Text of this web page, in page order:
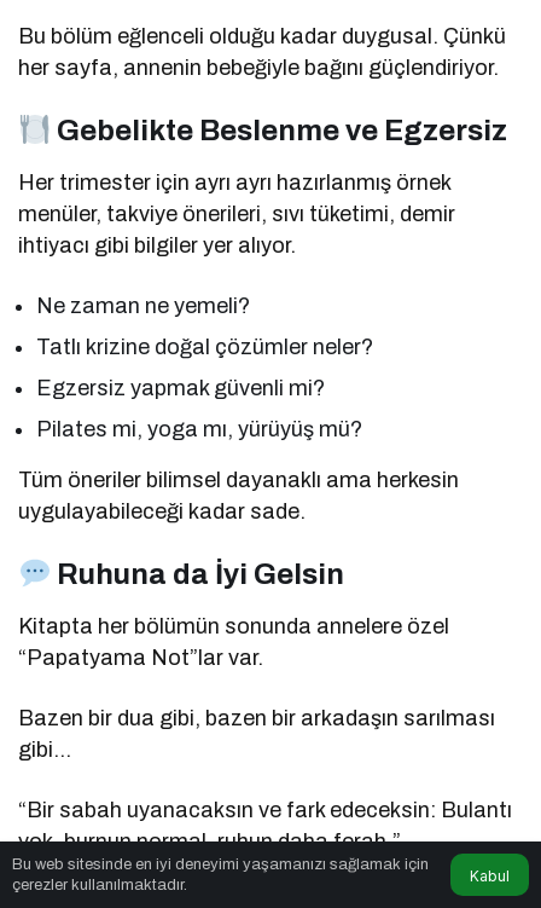
Bu bölüm eğlenceli olduğu kadar duygusal. Çünkü
her sayfa, annenin bebeğiyle bağını güçlendiriyor.
Gebelikte Beslenme ve Egzersiz
Her trimester için ayrı ayrı hazırlanmış örnek
menüler, takviye önerileri, sıvı tüketimi, demir
ihtiyacı gibi bilgiler yer alıyor.
Ne zaman ne yemeli?
Tatlı krizine doğal çözümler neler?
Egzersiz yapmak güvenli mi?
Pilates mi, yoga mı, yürüyüş mü?
Tüm öneriler bilimsel dayanaklı ama herkesin
uygulayabileceği kadar sade.
Ruhuna da İyi Gelsin
Kitapta her bölümün sonunda annelere özel
“Papatyama Not”lar var.
Bazen bir dua gibi, bazen bir arkadaşın sarılması
gibi…
“Bir sabah uyanacaksın ve fark edeceksin: Bulantı
yok, burnun normal, ruhun daha ferah.”
Bu web sitesinde en iyi deneyimi yaşamanızı sağlamak için
çerezler kullanılmaktadır.
Kabul